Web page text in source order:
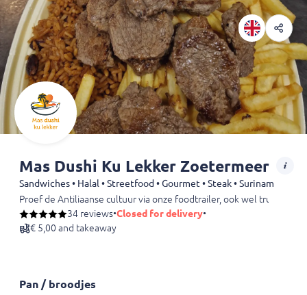
Mas Dushi Ku Lekker Zoetermeer
Sandwiches • Halal • Streetfood • Gourmet • Steak • Surinam
Proef de Antiliaanse cultuur via onze foodtrailer, ook wel truk’i pan
Onze foodtrailer is meer dan alleen een keuken op wielen; het is
34 reviews•Closed for delivery•
€ 5,00 and takeaway
Pan / broodjes